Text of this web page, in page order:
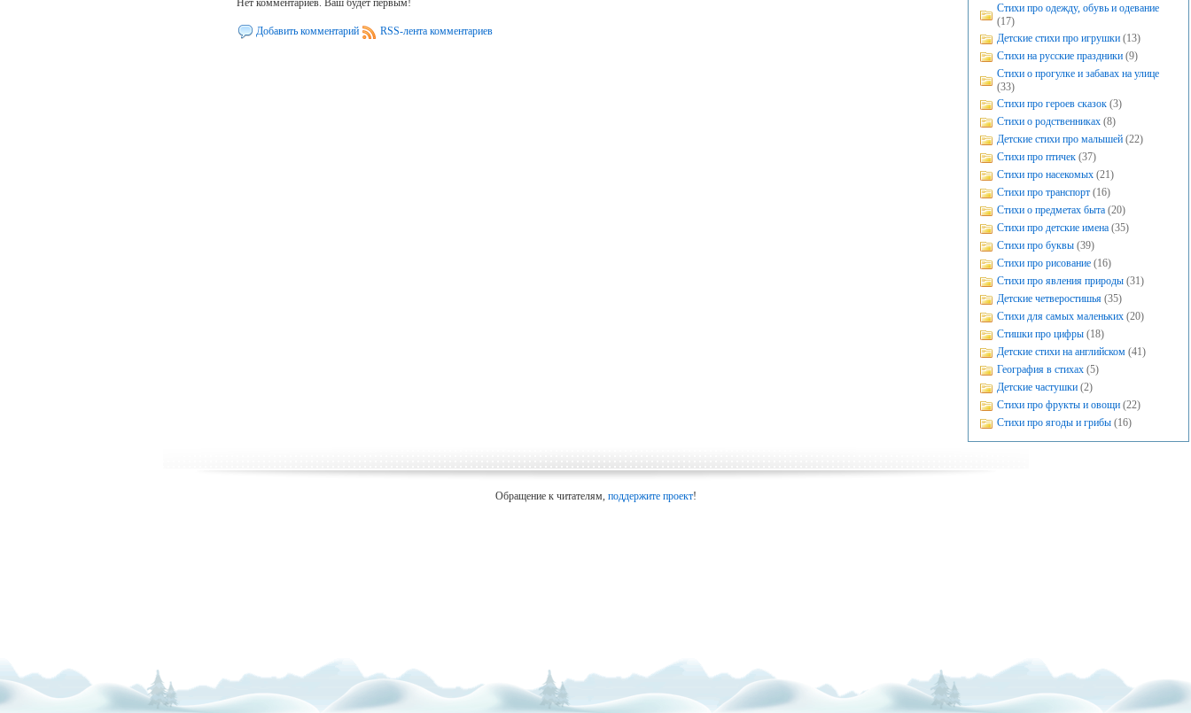
Нет комментариев. Ваш будет первым!
Добавить комментарий RSS-лента комментариев
Стихи про одежду, обувь и одевание
(17)
Детские стихи про игрушки (13)
Стихи на русские праздники (9)
Стихи о прогулке и забавах на улице
(33)
Стихи про героев сказок (3)
Стихи о родственниках (8)
Детские стихи про малышей (22)
Стихи про птичек (37)
Стихи про насекомых (21)
Стихи про транспорт (16)
Стихи о предметах быта (20)
Стихи про детские имена (35)
Стихи про буквы (39)
Стихи про рисование (16)
Стихи про явления природы (31)
Детские четверостишья (35)
Стихи для самых маленьких (20)
Стишки про цифры (18)
Детские стихи на английском (41)
География в стихах (5)
Детские частушки (2)
Стихи про фрукты и овощи (22)
Стихи про ягоды и грибы (16)
Обращение к читателям, поддержите проект!